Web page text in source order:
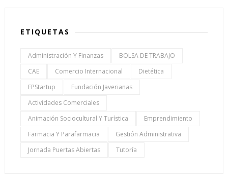
ETIQUETAS
Administración Y Finanzas
BOLSA DE TRABAJO
CAE
Comercio Internacional
Dietética
FPStartup
Fundación Javerianas
Actividades Comerciales
Animación Sociocultural Y Turística
Emprendimiento
Farmacia Y Parafarmacia
Gestión Administrativa
Jornada Puertas Abiertas
Tutoría